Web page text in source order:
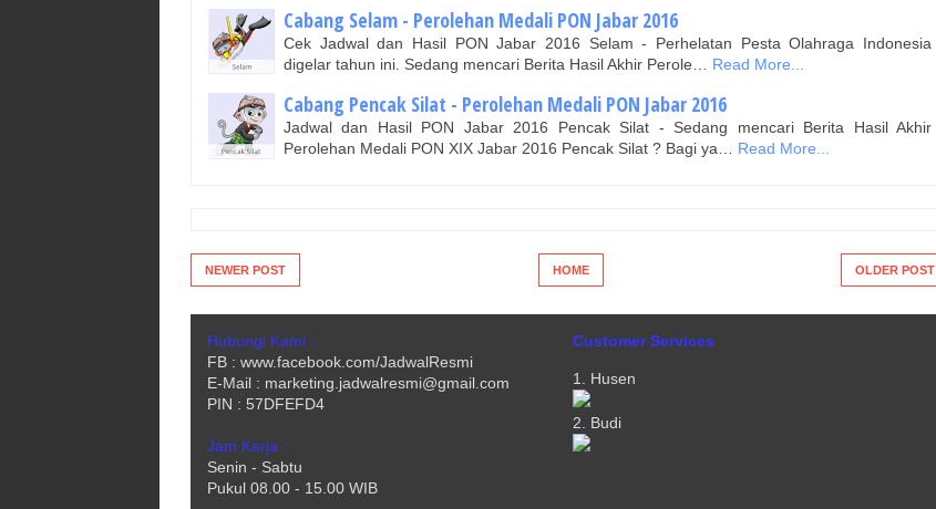
Cabang Selam - Perolehan Medali PON Jabar 2016
Cek Jadwal dan Hasil PON Jabar 2016 Selam - Perhelatan Pesta Olahraga Indonesia
digelar tahun ini. Sedang mencari Berita Hasil Akhir Perole… Read More...
Cabang Pencak Silat - Perolehan Medali PON Jabar 2016
Jadwal dan Hasil PON Jabar 2016 Pencak Silat - Sedang mencari Berita Hasil Akhir
Perolehan Medali PON XIX Jabar 2016 Pencak Silat ? Bagi ya…
Read More...
NEWER POST OLDER POST
HOME
Hubungi Kami :
FB : www.facebook.com/JadwalResmi
E-Mail : marketing.jadwalresmi@gmail.com
PIN : 57DFEFD4
Jam Kerja :
Senin - Sabtu
Pukul 08.00 - 15.00 WIB
Customer Services
1. Husen
2. Budi